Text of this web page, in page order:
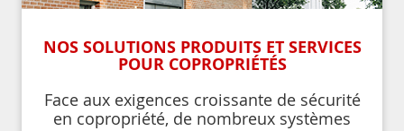
NOS SOLUTIONS PRODUITS ET SERVICES
POUR COPROPRIÉTÉS
Face aux exigences croissante de sécurité
en copropriété, de nombreux systèmes